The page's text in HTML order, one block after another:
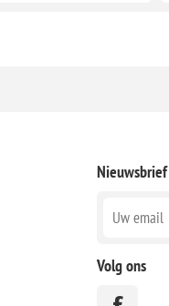
Nieuwsbrief
Volg ons